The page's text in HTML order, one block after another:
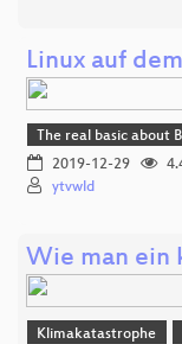
Linux auf
The real basic about
2019-12-29
ytvwld
Wie man ein
Klimakatastrophe